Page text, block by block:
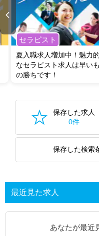
セラピスト
夏入職求人増加中！魅力的
なセラピスト求人は早いも
の勝ちです！
保存した求人
0件
保存した検索
最近見た求人
あなたが最近